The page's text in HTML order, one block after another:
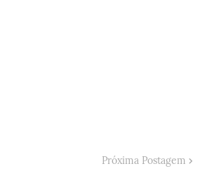
Próxima Postagem